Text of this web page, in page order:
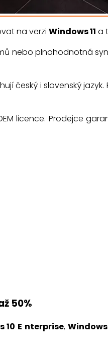
na verzi Windows 11 a
nebo plnohodnotná
český i slovenský
licence. Prodejce
50%
10 E nterprise,